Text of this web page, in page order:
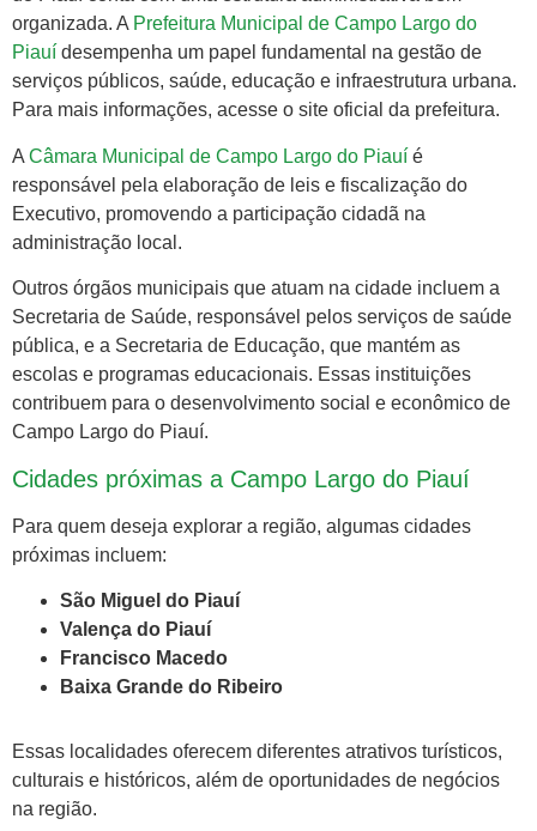
organizada. A Prefeitura Municipal de Campo Largo do
Piauí desempenha um papel fundamental na gestão de
serviços públicos, saúde, educação e infraestrutura urbana.
Para mais informações, acesse o site oficial da prefeitura.
A Câmara Municipal de Campo Largo do Piauí é
responsável pela elaboração de leis e fiscalização do
Executivo, promovendo a participação cidadã na
administração local.
Outros órgãos municipais que atuam na cidade incluem a
Secretaria de Saúde, responsável pelos serviços de saúde
pública, e a Secretaria de Educação, que mantém as
escolas e programas educacionais. Essas instituições
contribuem para o desenvolvimento social e econômico de
Campo Largo do Piauí.
Cidades próximas a Campo Largo do Piauí
Para quem deseja explorar a região, algumas cidades
próximas incluem:
São Miguel do Piauí
Valença do Piauí
Francisco Macedo
Baixa Grande do Ribeiro
Essas localidades oferecem diferentes atrativos turísticos,
culturais e históricos, além de oportunidades de negócios
na região.